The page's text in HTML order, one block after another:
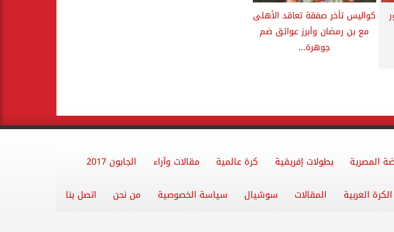
كواليس تأخر صفقة تعاقد الأهلى
مع بن رمضان وأبرز عوائق ضم
جوهرة...
المصرية بطولات إفريقية كرة عالمية مقالات وآراء الجابون 2017
الكرة العربية المقالات سوشيال سياسة الخصوصية من نحن اتصل بنا